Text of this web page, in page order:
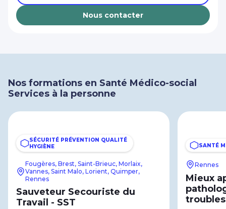
Nous contacter
Nos formations en Santé Médico-social
Services à la personne
SÉCURITÉ PRÉVENTION QUALITÉ
HYGIÈNE
Fougères, Brest, Saint-Brieuc, Morlaix,
Vannes, Saint Malo, Lorient, Quimper,
Rennes
Sauveteur Secouriste du
Travail - SST
SANTÉ
Rennes
Mieux